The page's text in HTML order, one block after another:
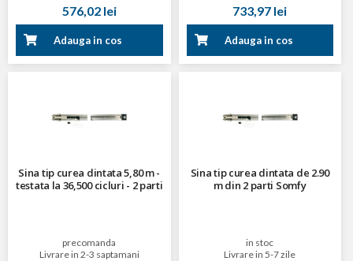
576,02 lei
Adauga in cos
733,97 lei
Adauga in cos
Sina tip curea dintata 5,80 m -
testata la 36,500 cicluri - 2 parti
precomanda
Livrare in 2-3 saptamani
Sina tip curea dintata de 2.90
m din 2 parti Somfy
in stoc
Livrare in 5-7 zile